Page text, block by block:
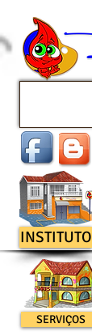
INSTITUTO
SERVIÇOS